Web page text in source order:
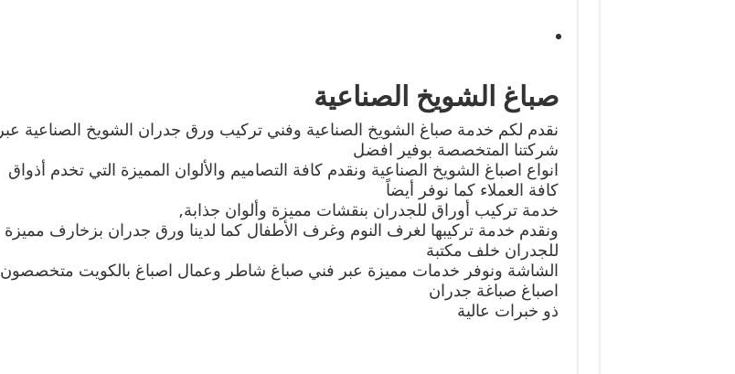
صباغ الشويخ الصناعية
نقدم لكم خدمة صباغ الشويخ الصناعية وفني تركيب ورق جدران الشويخ الصناعية عبر
شركتنا المتخصصة بوفير افضل
انواع اصباغ الشويخ الصناعية ونقدم كافة التصاميم والألوان المميزة التي تخدم أذواق
كافة العملاء كما نوفر أيضاً
خدمة تركيب أوراق للجدران بنقشات مميزة وألوان جذابة,
ونقدم خدمة تركيبها لغرف النوم وغرف الأطفال كما لدينا ورق جدران بزخارف مميزة
للجدران خلف مكتبة
الشاشة ونوفر خدمات مميزة عبر فني صباغ شاطر وعمال اصباغ بالكويت متخصصون
اصباغ صباغة جدران
ذو خبرات عالية